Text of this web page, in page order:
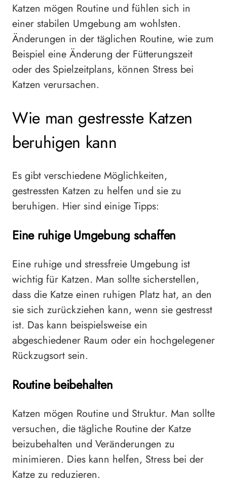
Katzen mögen Routine und fühlen sich in
einer stabilen Umgebung am wohlsten.
Änderungen in der täglichen Routine, wie zum
Beispiel eine Änderung der Fütterungszeit
oder des Spielzeitplans, können Stress bei
Katzen verursachen.
Wie man gestresste Katzen
beruhigen kann
Es gibt verschiedene Möglichkeiten,
gestressten Katzen zu helfen und sie zu
beruhigen. Hier sind einige Tipps:
Eine ruhige Umgebung schaffen
Eine ruhige und stressfreie Umgebung ist
wichtig für Katzen. Man sollte sicherstellen,
dass die Katze einen ruhigen Platz hat, an den
sie sich zurückziehen kann, wenn sie gestresst
ist. Das kann beispielsweise ein
abgeschiedener Raum oder ein hochgelegener
Rückzugsort sein.
Routine beibehalten
Katzen mögen Routine und Struktur. Man sollte
versuchen, die tägliche Routine der Katze
beizubehalten und Veränderungen zu
minimieren. Dies kann helfen, Stress bei der
Katze zu reduzieren.